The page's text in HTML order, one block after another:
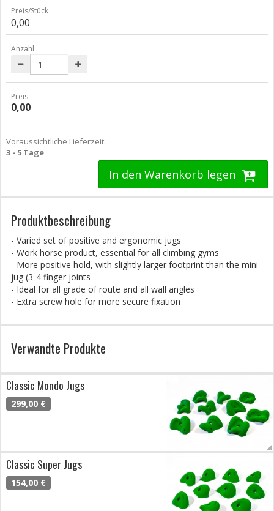
Preis/Stück
0,00
Anzahl
Preis
0,00
Voraussichtliche Lieferzeit:
3 - 5 Tage
In den Warenkorb legen
Produktbeschreibung
- Varied set of positive and ergonomic jugs
- Work horse product, essential for all climbing gyms
- More positive hold, with slightly larger footprint than the mini
jug (3-4 finger joints
- Ideal for all grade of route and all wall angles
- Extra screw hole for more secure fixation
Verwandte Produkte
Classic Mondo Jugs
299,00 €
Classic Super Jugs
154,00 €